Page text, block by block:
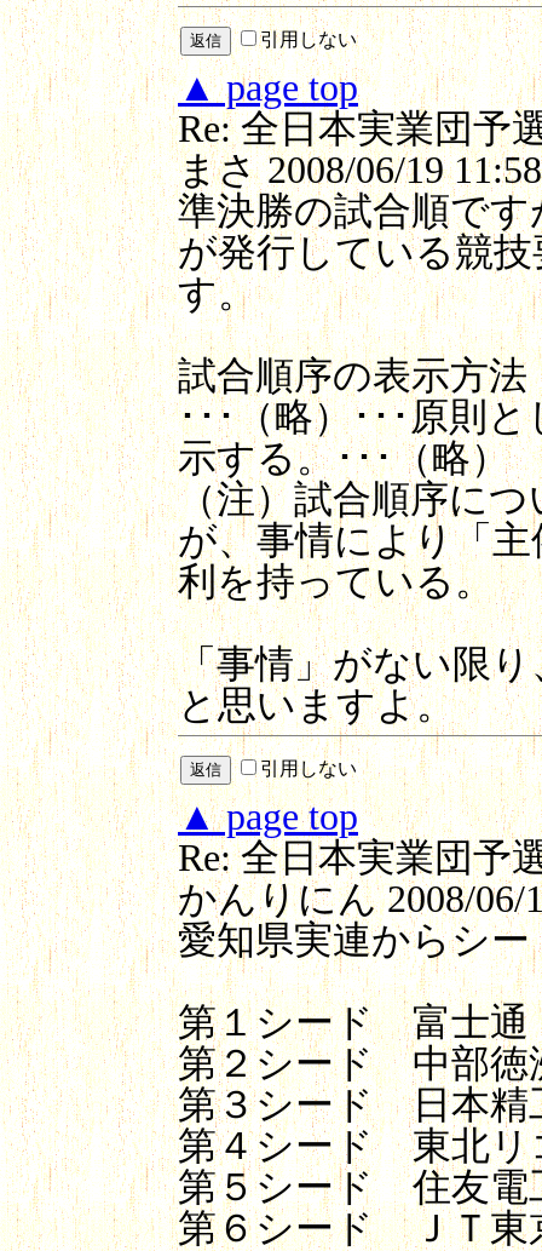
引用しない
▲ page top
Re: 全日本実業団予
まさ2008/06/19
準決勝の試合順で
が発行している競
す。
試合順序の表示方
･･･（略）･･･原則
示する。･･･（略）
（注）試合順序に
が、事情により「
利を持っている。
「事情」がない限
と思いますよ。
引用しない
▲ page top
Re: 全日本実業団予
かんりにん2008/06/
愛知県実連からシ
第１シード 富士通
第２シード 中部徳
第３シード 日本精
第４シード 東北リ
第５シード 住友電
第６シード ＪＴ東